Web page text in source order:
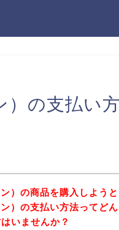
）の支払い
）の商品を購入しようと
）の支払い方法ってど
いませんか？